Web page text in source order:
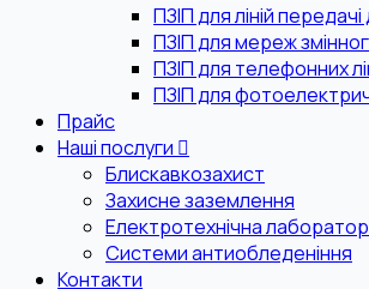
ПЗІП для ліній
ПЗІП для мереж
ПЗІП для телефонних
ПЗІП для
Прайс
Наші послуги
Блискавкозахист
Захисне заземлення
Електротехнічна
Системи антиобледеніння
Контакти